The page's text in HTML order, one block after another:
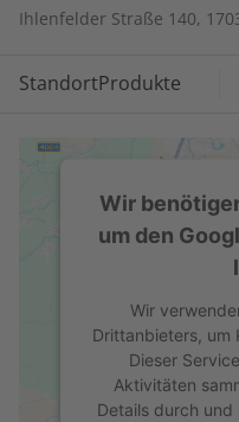
Ihlenfelder Straße 140,
StandortProdukte
Wir
um den
Wir
Drittanbieters, um
Dieser
Aktivitäten
Details durch